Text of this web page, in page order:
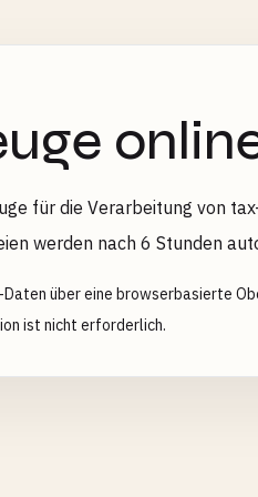
für die Verarbeitung von
werden nach 6 Stunden
über eine browserbasierte
ist nicht erforderlich.